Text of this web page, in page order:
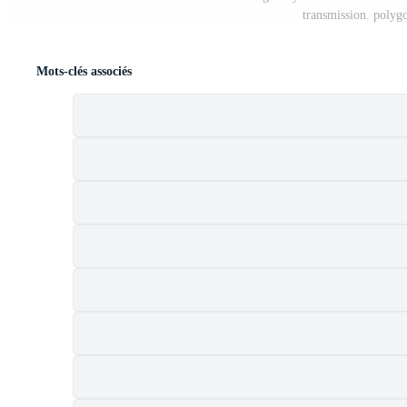
transmission.
Mots-clés associés